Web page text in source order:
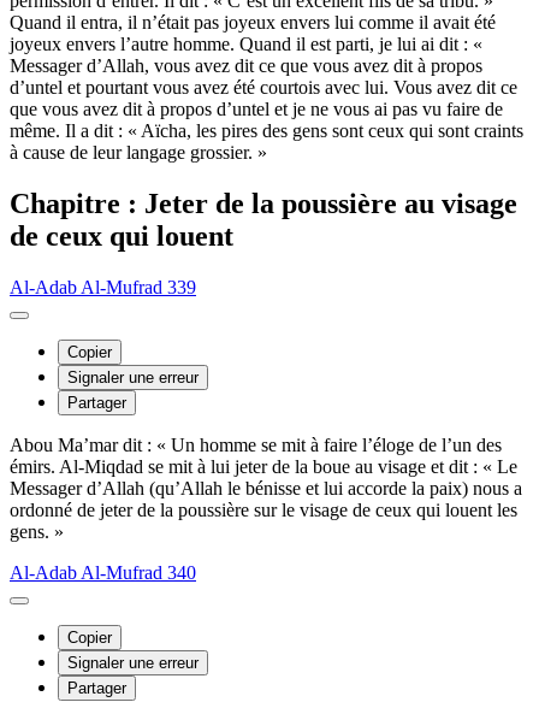
Quand il entra, il n’était pas joyeux envers lui comme il avait été
joyeux envers l’autre homme. Quand il est parti, je lui ai dit : «
Messager d’Allah, vous avez dit ce que vous avez dit à propos
d’untel et pourtant vous avez été courtois avec lui. Vous avez dit ce
que vous avez dit à propos d’untel et je ne vous ai pas vu faire de
même. Il a dit : « Aïcha, les pires des gens sont ceux qui sont craints
à cause de leur langage grossier. »
Chapitre : Jeter de la poussière au visage
de ceux qui louent
Al-Adab Al-Mufrad 339
Copier
Signaler une erreur
Partager
Abou Ma’mar dit : « Un homme se mit à faire l’éloge de l’un des
émirs. Al-Miqdad se mit à lui jeter de la boue au visage et dit : « Le
Messager d’Allah (qu’Allah le bénisse et lui accorde la paix) nous a
ordonné de jeter de la poussière sur le visage de ceux qui louent les
gens. »
Al-Adab Al-Mufrad 340
Copier
Signaler une erreur
Partager